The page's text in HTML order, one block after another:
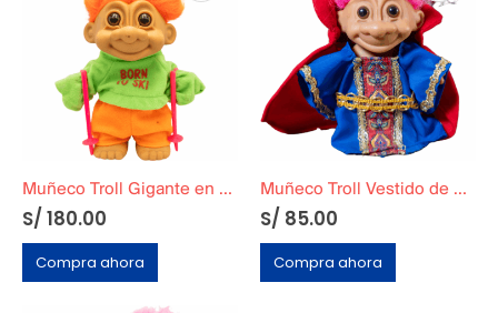
Muñeco Troll Gigante en Ropa de Ski «Born To Ski»
S/ 180.00
Compra ahora
Muñeco Troll Vestido de Rey Mago Navidad
S/ 85.00
Compra ahora